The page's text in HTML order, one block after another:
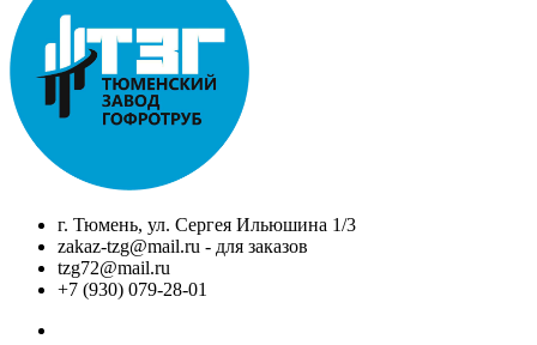
г. Тюмень, ул. Сергея Ильюшина 1/3
zakaz-tzg@mail.ru - для заказов
tzg72@mail.ru
+7 (930) 079-28-01